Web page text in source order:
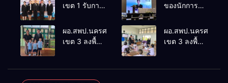
เขต 1 รับการ
ประเมินผล
เชิงประจักษ์
ต้นแบบ”
ระดับประเทศ
ของนักการ
ThaiCER
International
ผอ.สพป.นครศรีธรรมราช
เขต 3 ลงพื้นที่
ผอ.สพป.นครศรีธรร
เขต 3 ลงพื้นที่